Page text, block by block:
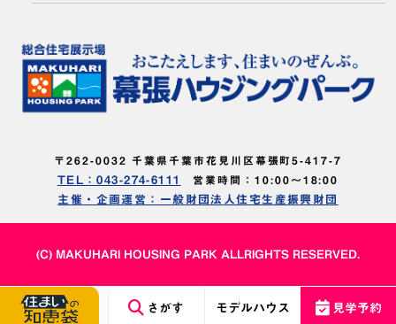
さがす モデルハウス 見学予約
〒262-0032 千葉県千葉市花見川区幕張町5-417-7
TEL：043-274-6111 営業時間：10:00～18:00
主催・企画運営：一般財団法人住宅生産振興財団
(C) MAKUHARI HOUSING PARK ALLRIGHTS RESERVED.